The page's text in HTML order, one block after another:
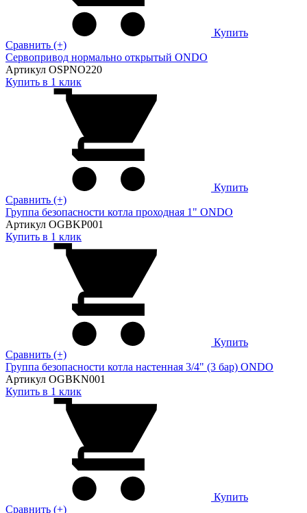
Купить
Сравнить (+)
Сервопривод нормально открытый ONDO
Артикул OSPNO220
Купить в 1 клик
Купить
Сравнить (+)
Группа безопасности котла проходная 1" ONDO
Артикул OGBKP001
Купить в 1 клик
Купить
Сравнить (+)
Группа безопасности котла настенная 3/4" (3 бар) ONDO
Артикул OGBKN001
Купить в 1 клик
Купить
Сравнить (+)